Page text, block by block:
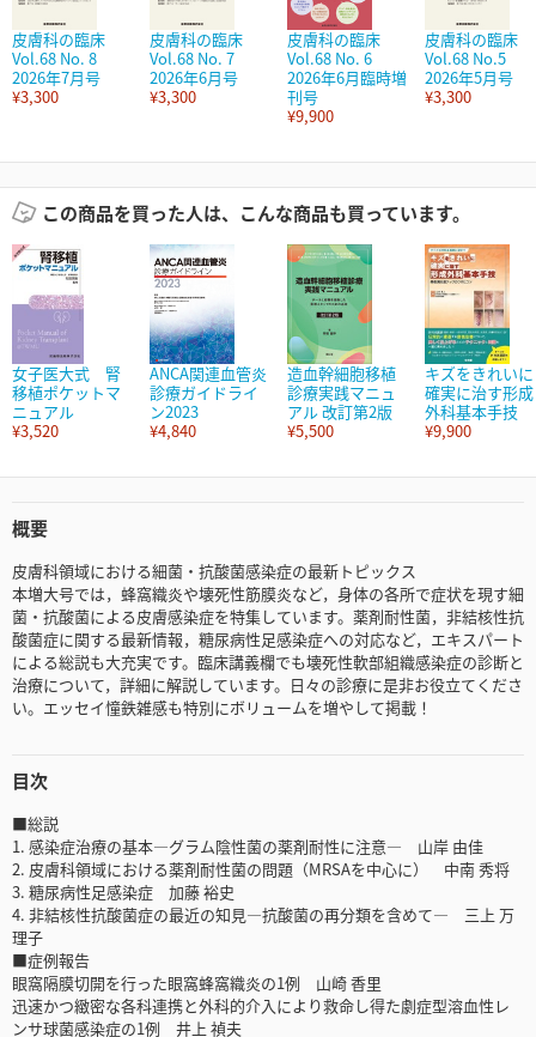
皮膚科の臨床
Vol.68 No. 8
2026年7月号
¥3,300
皮膚科の臨床
Vol.68 No. 7
2026年6月号
¥3,300
皮膚科の臨床
Vol.68 No. 6
2026年6月臨時増
刊号
¥9,900
皮膚科の臨床
Vol.68 No.5
2026年5月号
¥3,300
この商品を買った人は、こんな商品も買っています。
女子医大式 腎
移植ポケットマ
ニュアル
¥3,520
ANCA関連血管炎
診療ガイドライ
ン2023
¥4,840
造血幹細胞移植
診療実践マニュ
アル 改訂第2版
¥5,500
キズをきれいに
確実に治す形成
外科基本手技
¥9,900
概要
皮膚科領域における細菌・抗酸菌感染症の最新トピックス
本増大号では，蜂窩織炎や壊死性筋膜炎など，身体の各所で症状を現す細
菌・抗酸菌による皮膚感染症を特集しています。薬剤耐性菌，非結核性抗
酸菌症に関する最新情報，糖尿病性足感染症への対応など，エキスパート
による総説も大充実です。臨床講義欄でも壊死性軟部組織感染症の診断と
治療について，詳細に解説しています。日々の診療に是非お役立てくださ
い。エッセイ憧鉄雑感も特別にボリュームを増やして掲載！
目次
■総説
1. 感染症治療の基本―グラム陰性菌の薬剤耐性に注意― 山岸 由佳
2. 皮膚科領域における薬剤耐性菌の問題（MRSAを中心に） 中南 秀将
3. 糖尿病性足感染症 加藤 裕史
4. 非結核性抗酸菌症の最近の知見―抗酸菌の再分類を含めて― 三上 万
理子
■症例報告
眼窩隔膜切開を行った眼窩蜂窩織炎の1例 山崎 香里
迅速かつ緻密な各科連携と外科的介入により救命し得た劇症型溶血性レ
ンサ球菌感染症の1例 井上 禎夫